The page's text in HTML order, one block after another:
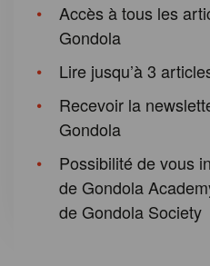
Accès à tous les
Gondola
Lire jusqu’à 3
Recevoir la
Gondola
Possibilité de vous
de Gondola
de Gondola Society